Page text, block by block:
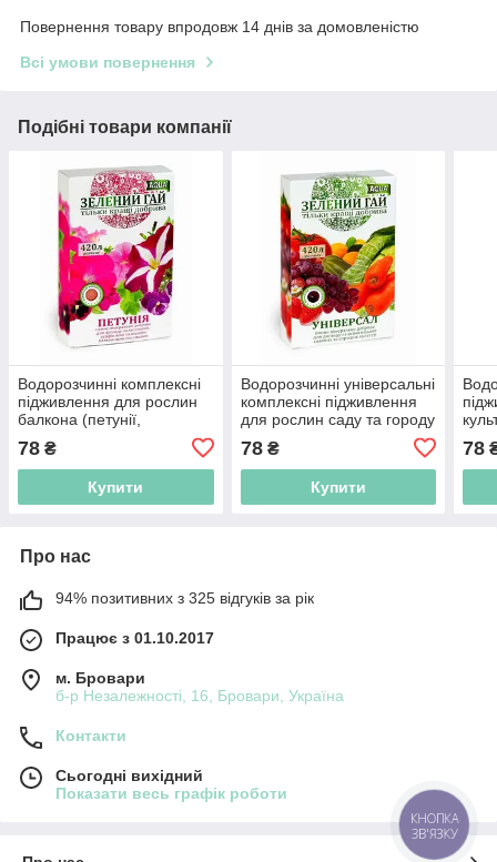
Повернення товару впродовж 14 днів за домовленістю
Всі умови повернення
Подібні товари компанії
Водорозчинні комплексні
підживлення для рослин
балкона (петунії,
78 ₴
Купити
Водорозчинні універсальні
комплексні підживлення
для рослин саду та городу
78₴
Купити
78
Про нас
94% позитивних з 325 відгуків за рік
Працює з 01.10.2017
м. Бровари
б-р Незалежності, 16, Бровари, Україна
Контакти
Сьогодні вихідний
Показати весь графік роботи
КНОПКА
ЗВ'ЯЗКУ